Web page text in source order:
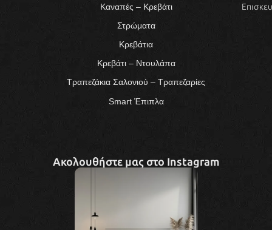
Καναπές – Κρεβάτι
Στρώματα
Κρεβάτια
Κρεβάτι – Ντουλάπα
Τραπεζάκια Σαλονιού – Τραπεζαρίες
Smart Έπιπλα
Ακολουθήστε μας στο Instagram